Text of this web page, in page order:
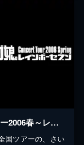
モーニング娘｡ コンサートツアー2006春～レインボーセブン～
国ツアーの、さい